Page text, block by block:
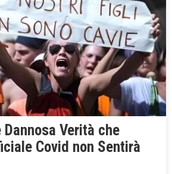
Dannosa Verità che
Covid non Sentirà